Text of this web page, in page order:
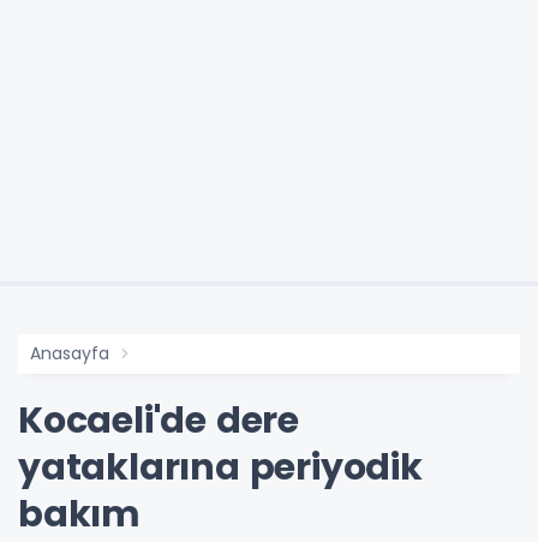
Anasayfa
Kocaeli'de dere
yataklarına periyodik
bakım